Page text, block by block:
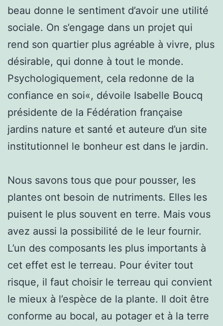
beau donne le sentiment d’avoir une utilité
sociale. On s’engage dans un projet qui
rend son quartier plus agréable à vivre, plus
désirable, qui donne à tout le monde.
Psychologiquement, cela redonne de la
confiance en soi«, dévoile Isabelle Boucq
présidente de la Fédération française
jardins nature et santé et auteure d’un site
institutionnel le bonheur est dans le jardin.
Nous savons tous que pour pousser, les
plantes ont besoin de nutriments. Elles les
puisent le plus souvent en terre. Mais vous
avez aussi la possibilité de le leur fournir.
L’un des composants les plus importants à
cet effet est le terreau. Pour éviter tout
risque, il faut choisir le terreau qui convient
le mieux à l’espèce de la plante. Il doit être
conforme au bocal, au potager et à la terre